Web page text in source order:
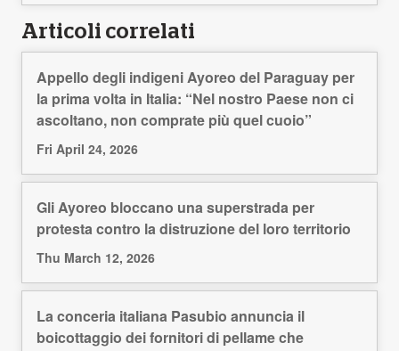
Articoli correlati
Appello degli indigeni Ayoreo del Paraguay per
la prima volta in Italia: “Nel nostro Paese non ci
ascoltano, non comprate più quel cuoio”
Fri April 24, 2026
Gli Ayoreo bloccano una superstrada per
protesta contro la distruzione del loro territorio
Thu March 12, 2026
La conceria italiana Pasubio annuncia il
boicottaggio dei fornitori di pellame che